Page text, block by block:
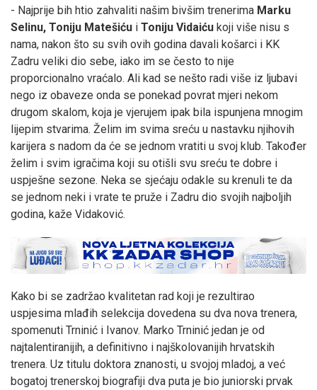
- Najprije bih htio zahvaliti našim bivšim trenerima Marku
Selinu, Toniju Matešiću i Toniju Vidaiću koji više nisu s
nama, nakon što su svih ovih godina davali košarci i KK
Zadru veliki dio sebe, iako im se često to nije
proporcionalno vraćalo. Ali kad se nešto radi više iz ljubavi
nego iz obaveze onda se ponekad povrat mjeri nekom
drugom skalom, koja je vjerujem ipak bila ispunjena mnogim
lijepim stvarima. Želim im svima sreću u nastavku njihovih
karijera s nadom da će se jednom vratiti u svoj klub. Također
želim i svim igračima koji su otišli svu sreću te dobre i
uspješne sezone. Neka se sjećaju odakle su krenuli te da
se jednom neki i vrate te pruže i Zadru dio svojih najboljih
godina, kaže Vidaković.
Kako bi se zadržao kvalitetan rad koji je rezultirao
uspjesima mlađih selekcija dovedena su dva nova trenera,
spomenuti Trninić i Ivanov. Marko Trninić jedan je od
najtalentiranijih, a definitivno i najškolovanijih hrvatskih
trenera. Uz titulu doktora znanosti, u svojoj mladoj, a već
bogatoj trenerskoj biografiji dva puta je bio juniorski prvak